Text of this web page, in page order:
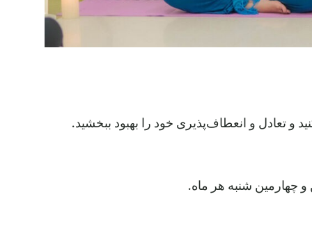
تعادل و انعطاف‌پذیری خود را بهبود ببخشید.
چهارمین شنبه هر ماه.